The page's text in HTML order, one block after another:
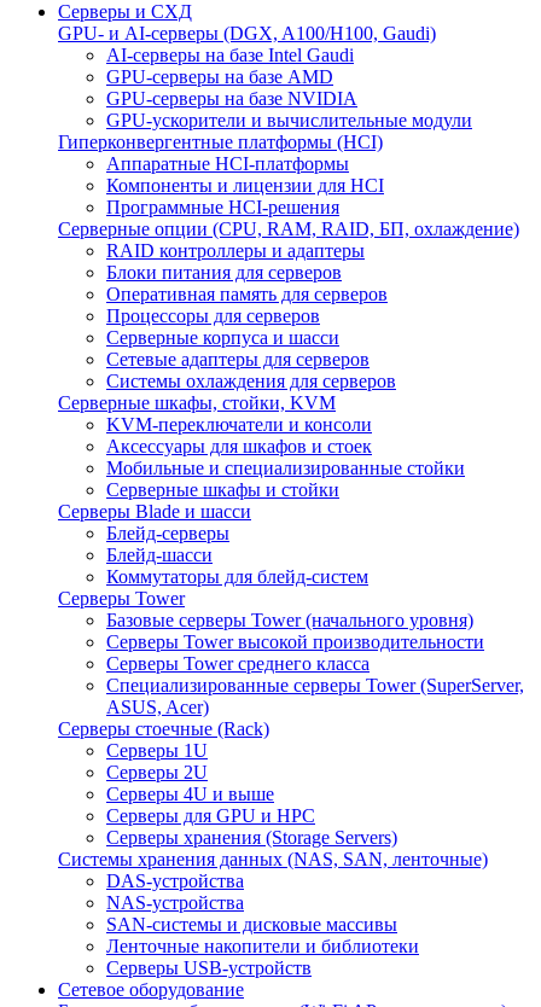
Серверы и СХД
GPU- и AI-серверы (DGX, A100/H100, Gaudi)
AI-серверы на базе Intel Gaudi
GPU-серверы на базе AMD
GPU-серверы на базе NVIDIA
GPU-ускорители и вычислительные модули
Гиперконвергентные платформы (HCI)
Аппаратные HCI-платформы
Компоненты и лицензии для HCI
Программные HCI-решения
Серверные опции (CPU, RAM, RAID, БП, охлаждение)
RAID контроллеры и адаптеры
Блоки питания для серверов
Оперативная память для серверов
Процессоры для серверов
Серверные корпуса и шасси
Сетевые адаптеры для серверов
Системы охлаждения для серверов
Серверные шкафы, стойки, KVM
KVM-переключатели и консоли
Аксессуары для шкафов и стоек
Мобильные и специализированные стойки
Серверные шкафы и стойки
Серверы Blade и шасси
Блейд-серверы
Блейд-шасси
Коммутаторы для блейд-систем
Серверы Tower
Базовые серверы Tower (начального уровня)
Серверы Tower высокой производительности
Серверы Tower среднего класса
Специализированные серверы Tower (SuperServer,
ASUS, Acer)
Серверы стоечные (Rack)
Серверы 1U
Серверы 2U
Серверы 4U и выше
Серверы для GPU и HPC
Серверы хранения (Storage Servers)
Системы хранения данных (NAS, SAN, ленточные)
DAS-устройства
NAS-устройства
SAN-системы и дисковые массивы
Ленточные накопители и библиотеки
Серверы USB-устройств
Сетевое оборудование